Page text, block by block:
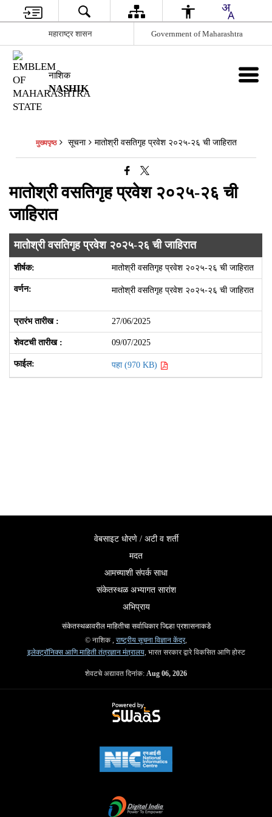
महाराष्ट्र शासन Government of Maharashtra
नाशिक
NASHIK
मुख्यपृष्ठ सूचना मातोश्री वसतिगृह प्रवेश २०२५-२६ ची जाहिरात
मातोश्री वसतिगृह प्रवेश २०२५-२६ ची
जाहिरात
मातोश्री वसतिगृह प्रवेश २०२५-२६ ची जाहिरात
मातोश्री वसतिगृह प्रवेश २०२५-२६ ची जाहिरात
मातोश्री वसतिगृह प्रवेश २०२५-२६ ची जाहिरात
27/06/2025
09/07/2025
पहा (970 KB)
वेबसाइट धोरणे / अटी व शर्ती
मदत
आमच्याशी संपर्क साधा
संकेतस्थळ अभ्यागत सारांश
अभिप्राय
संकेतस्थळावरील माहितीचा सर्वाधिकार जिल्हा प्रशासनाकडे
© नाशिक , राष्ट्रीय सूचना विज्ञान केंद्र,
इलेक्ट्रॉनिक्स आणि माहिती तंत्रज्ञान मंत्रालय, भारत सरकार द्वारे विकसित आणि होस्ट
शेवटचे अद्यावत दिनांक: Aug 06, 2026